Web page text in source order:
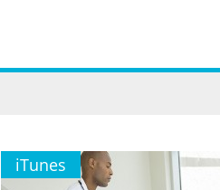
iTunes